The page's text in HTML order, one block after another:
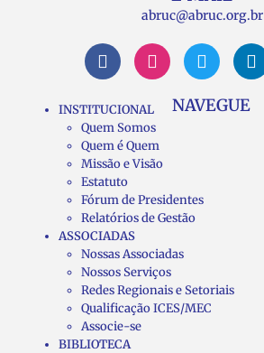
abruc@abruc.org.br
NAVEGUE
INSTITUCIONAL
Quem Somos
Quem é Quem
Missão e Visão
Estatuto
Fórum de Presidentes
Relatórios de Gestão
ASSOCIADAS
Nossas Associadas
Nossos Serviços
Redes Regionais e Setoriais
Qualificação ICES/MEC
Associe-se
BIBLIOTECA